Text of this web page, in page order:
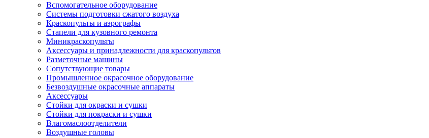
Вспомогательное оборудование
Системы подготовки сжатого воздуха
Краскопульты и аэрографы
Стапели для кузовного ремонта
Миникраскопульты
Аксессуары и принадлежности для краскопультов
Разметочные машины
Сопутствующие товары
Промышленное окрасочное оборудование
Безвоздушные окрасочные аппараты
Аксессуары
Стойки для окраски и сушки
Стойки для покраски и сушки
Влагомаслоотделители
Воздушные головы